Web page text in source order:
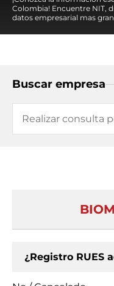
Colombia! Encuentre NIT,
datos empresarial mas
Buscar empresa
¿Registro RUES